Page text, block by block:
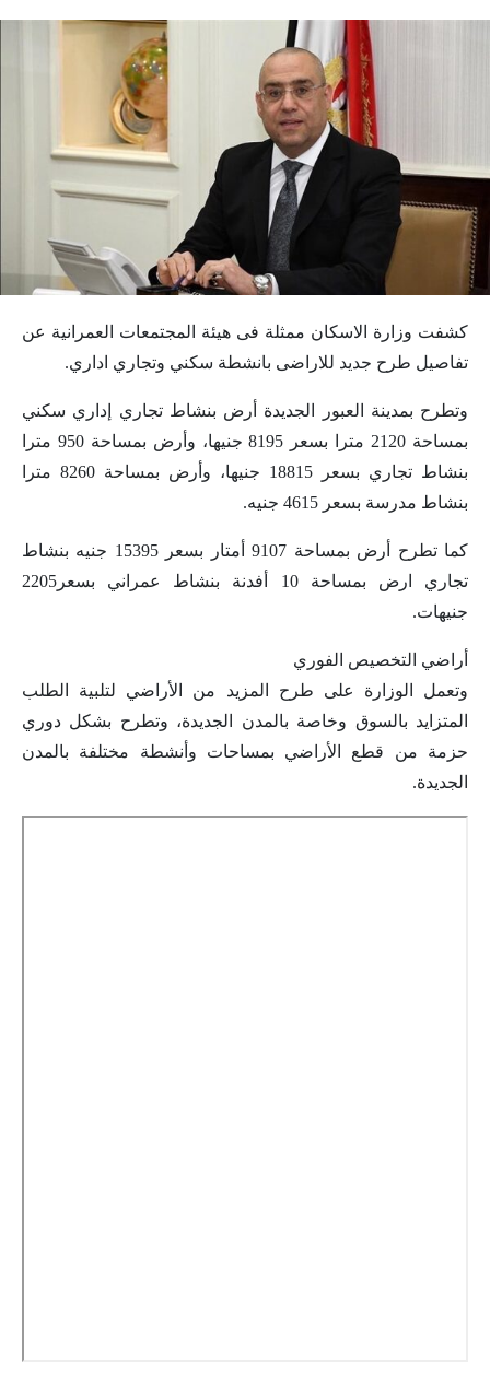
كشفت وزارة الاسكان ممثلة فى هيئة المجتمعات العمرانية عن
تفاصيل طرح جديد للاراضى بانشطة سكني وتجاري اداري.
وتطرح بمدينة العبور الجديدة أرض بنشاط تجاري إداري سكني
بمساحة 2120 مترا بسعر 8195 جنيها، وأرض بمساحة 950 مترا
بنشاط تجاري بسعر 18815 جنيها، وأرض بمساحة 8260 مترا
بنشاط مدرسة بسعر 4615 جنيه.
كما تطرح أرض بمساحة 9107 أمتار بسعر 15395 جنيه بنشاط
تجاري ارض بمساحة 10 أفدنة بنشاط عمراني بسعر2205
جنيهات.
أراضي التخصيص الفوري
وتعمل الوزارة على طرح المزيد من الأراضي لتلبية الطلب
المتزايد بالسوق وخاصة بالمدن الجديدة، وتطرح بشكل دوري
حزمة من قطع الأراضي بمساحات وأنشطة مختلفة بالمدن
الجديدة.